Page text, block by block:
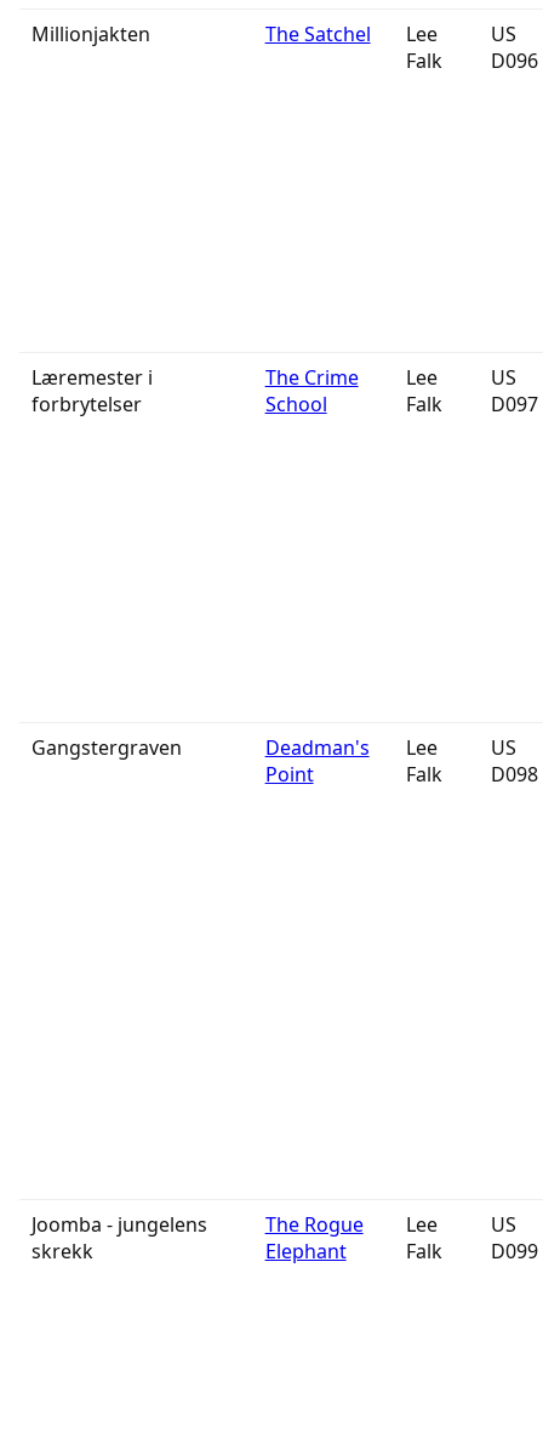
Millionjakten The Satchel
Lee
Falk
US
D096
Læremester i
forbrytelser
The Crime
School
Lee
Falk
US
D097
Gangstergraven
Deadman's
Point
Lee
Falk
US
D098
Joomba - jungelens
skrekk
The Rogue
Elephant
Lee
Falk
US
D099